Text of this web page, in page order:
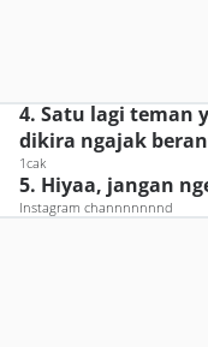
4. Satu lagi teman
dikira ngajak
1cak
5. Hiyaa, jangan
Instagram channnnnnnd